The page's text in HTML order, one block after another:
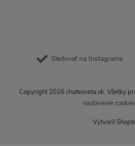
Sledovať na Instagrame
Vytvoril
Copyright 2026 chutesveta.sk. Všetky
nastavenie